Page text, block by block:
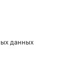
данных